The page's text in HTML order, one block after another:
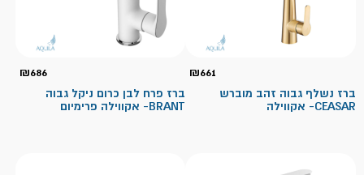
₪661
ברז נשלף גבוה זהב מוברש
CEASAR- אקווילה
₪686
ברז פרח לבן כרום ניקל גבוה
BRANT- אקווילה פרימיום